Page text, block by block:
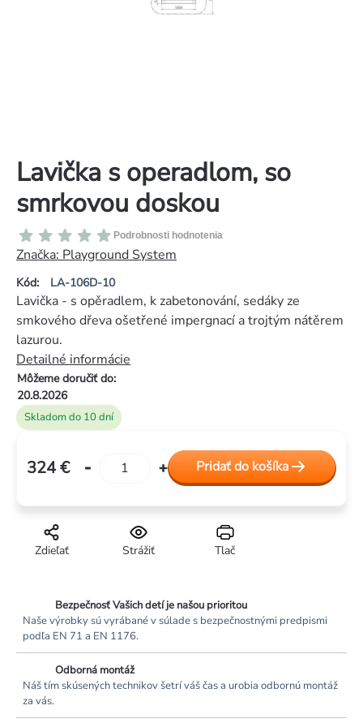
Lavička s operadlom, so
smrkovou doskou
Kód: LA-106D-10
Priemerné
hodnotenie
produktu
je
z
5
hviezdičiek.
Podrobnosti hodnotenia
Značka: Playground System
Skladom do 10 dní
Môžeme doručiť do:
20.8.2026
Lavička - s opěradlem, k zabetonování, sedáky ze
smkového dřeva ošetřené impergnací a trojtým nátěrem
lazurou.
Detailné informácie
Tlač
Strážiť
Zdieľať
324 €
Jednotková
Pridať do košíka
Bezpečnosť Vašich detí je našou prioritou
Naše výrobky sú vyrábané v súlade s bezpečnostnými predpismi
podľa EN 71 a EN 1176.
Odborná montáž
Náš tím skúsených technikov šetrí váš čas a urobia odbornú montáž
za vás.